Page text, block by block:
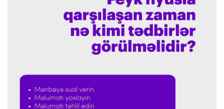
"Formula 1" pilotlarının 2026-cı il reytinqi
qatdı